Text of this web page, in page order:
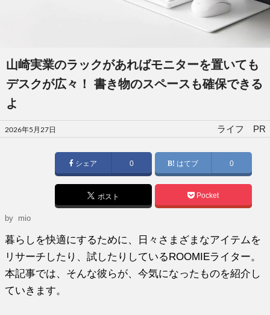
山崎実業のラックがあればモニターを置いても
デスクが広々！ 書き物のスペースも確保できる
よ
投
稿
2026年5月27日 ライフ PR
シェア 0 はてブ 0
ポスト Pocket
by mio
暮らしを快適にするために、日々さまざまなアイテムを
リサーチしたり、試したりしているROOMIEライター。
本記事では、そんな彼らが、今気になったものを紹介し
ていきます。